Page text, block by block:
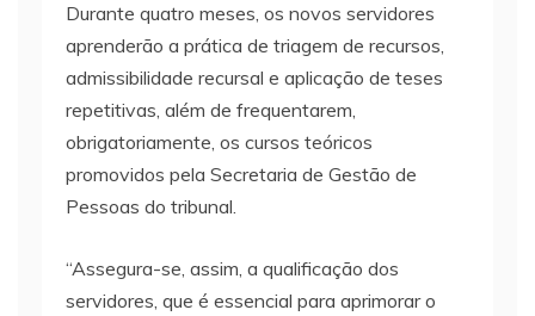
Durante quatro meses, os novos servidores
aprenderão a prática de triagem de recursos,
admissibilidade recursal e aplicação de teses
repetitivas, além de frequentarem,
obrigatoriamente, os cursos teóricos
promovidos pela Secretaria de Gestão de
Pessoas do tribunal.
“Assegura-se, assim, a qualificação dos
servidores, que é essencial para aprimorar o